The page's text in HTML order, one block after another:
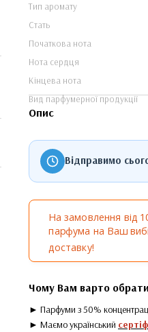
Тип аромату
Стать
Початкова нота
Нота сердця
Кінцева нота
Вид парфумерної продукції
Опис
Відправимо
На замовлення від
парфума на Ваш
доставку!
Чому Вам варто
► Парфуми з 50%
► Маємо український